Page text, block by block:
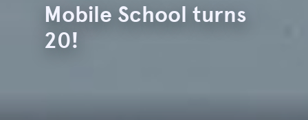
Mobile School turns
20!